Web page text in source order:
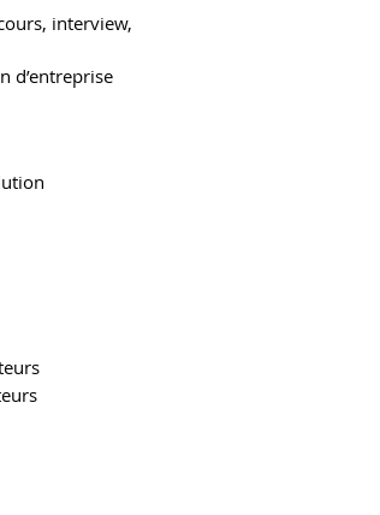
interview,
d’entreprise